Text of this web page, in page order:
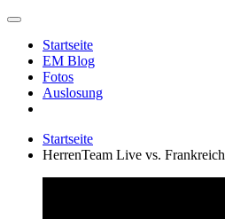
Zum
springenStartseite
EM Blog
Fotos
Auslosung
Startseite
HerrenTeam Live vs. Frankreich